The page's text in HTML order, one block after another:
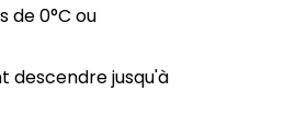
de 0°C ou
descendre jusqu'à